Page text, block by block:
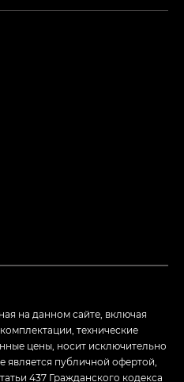
на данном сайте, включая
технические
цены, носит исключительно
публичной офертой,
437 Гражданского кодекса